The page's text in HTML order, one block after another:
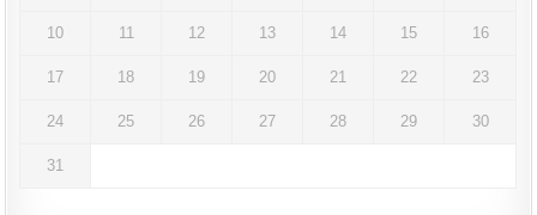
10 11 12 13 14 15 16
17 18 19 20 21 22 23
24 25 26 27 28 29 30
31